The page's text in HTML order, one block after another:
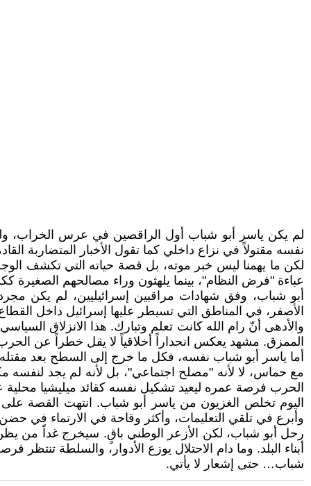
لم يكن ياسر أبو شباب أول الراقصين في عرس الخراب،
نفسه مقتولاً في نزاع داخلي كما تقول الأخبار
لكن ما يهمنا ليس خبر موته، بل قصة حياته التي تكشف
عباءة "فرض النظام"، بينما يلهثون وراء مصالحهم الصغيرة
أبو شباب، وفق شهادات مراقبين إسرائيليين، لم يكن
الأصفر، في المناطق التي تسيطر عليها إسرائيل داخل
والأدهى أنّ رام الله كانت تعلم وتبارك. هذا الانزلاق
الممزق. مشهد يعكس انحداراً أخلاقياً لا يقل خطراً عن الحرب
أما ياسر أبو شباب نفسه، فكل ما خرج إلى السطح بعد
مع حماس، لا لأنه "مصلح اجتماعي"، بل لأنه لم يجد
الحرب فرصة عمره ليعيد تشكيل نفسه كقائد ميليشيا محلية
اليوم تخلص الغزيون من ياسر أبو شباب. انتهت القصة
وأبرع في تلقي التعليمات، وأكثر وقاحة في الارتماء في
رحل أبو شباب، لكن الأزعر الوطني باقٍ. سيخرج غداً من
أبناء البلد. وما دام الاحتلال يوزع الأدوار، والسلطة
شباب… حتى إشعار لا يأتي.